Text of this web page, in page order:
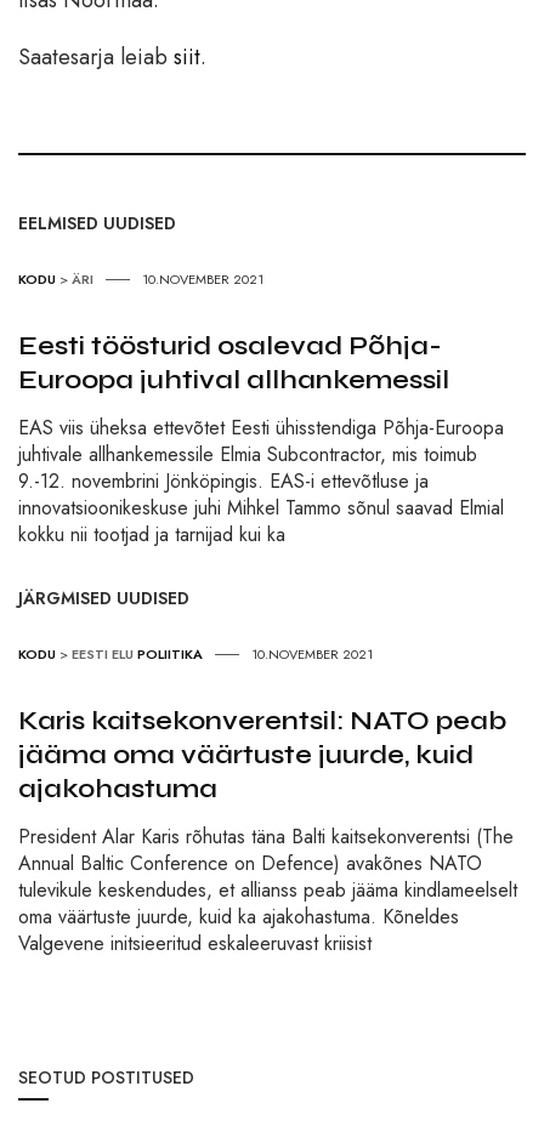
Saatesarja leiab siit.
EELMISED UUDISED
KODU >ÄRI 10.NOVEMBER 2021
Eesti töösturid osalevad Põhja-
Euroopa juhtival allhankemessil
EAS viis üheksa ettevõtet Eesti ühisstendiga Põhja-Euroopa
juhtivale allhankemessile Elmia Subcontractor, mis toimub
9.-12. novembrini Jönköpingis. EAS-i ettevõtluse ja
innovatsioonikeskuse juhi Mihkel Tammo sõnul saavad Elmial
kokku nii tootjad ja tarnijad kui ka
JÄRGMISED UUDISED
KODU >EESTI ELU POLIITIKA 10.NOVEMBER 2021
Karis kaitsekonverentsil: NATO peab
jääma oma väärtuste juurde, kuid
ajakohastuma
President Alar Karis rõhutas täna Balti kaitsekonverentsi (The
Annual Baltic Conference on Defence) avakõnes NATO
tulevikule keskendudes, et allianss peab jääma kindlameelselt
oma väärtuste juurde, kuid ka ajakohastuma. Kõneldes
Valgevene initsieeritud eskaleeruvast kriisist
SEOTUD POSTITUSED